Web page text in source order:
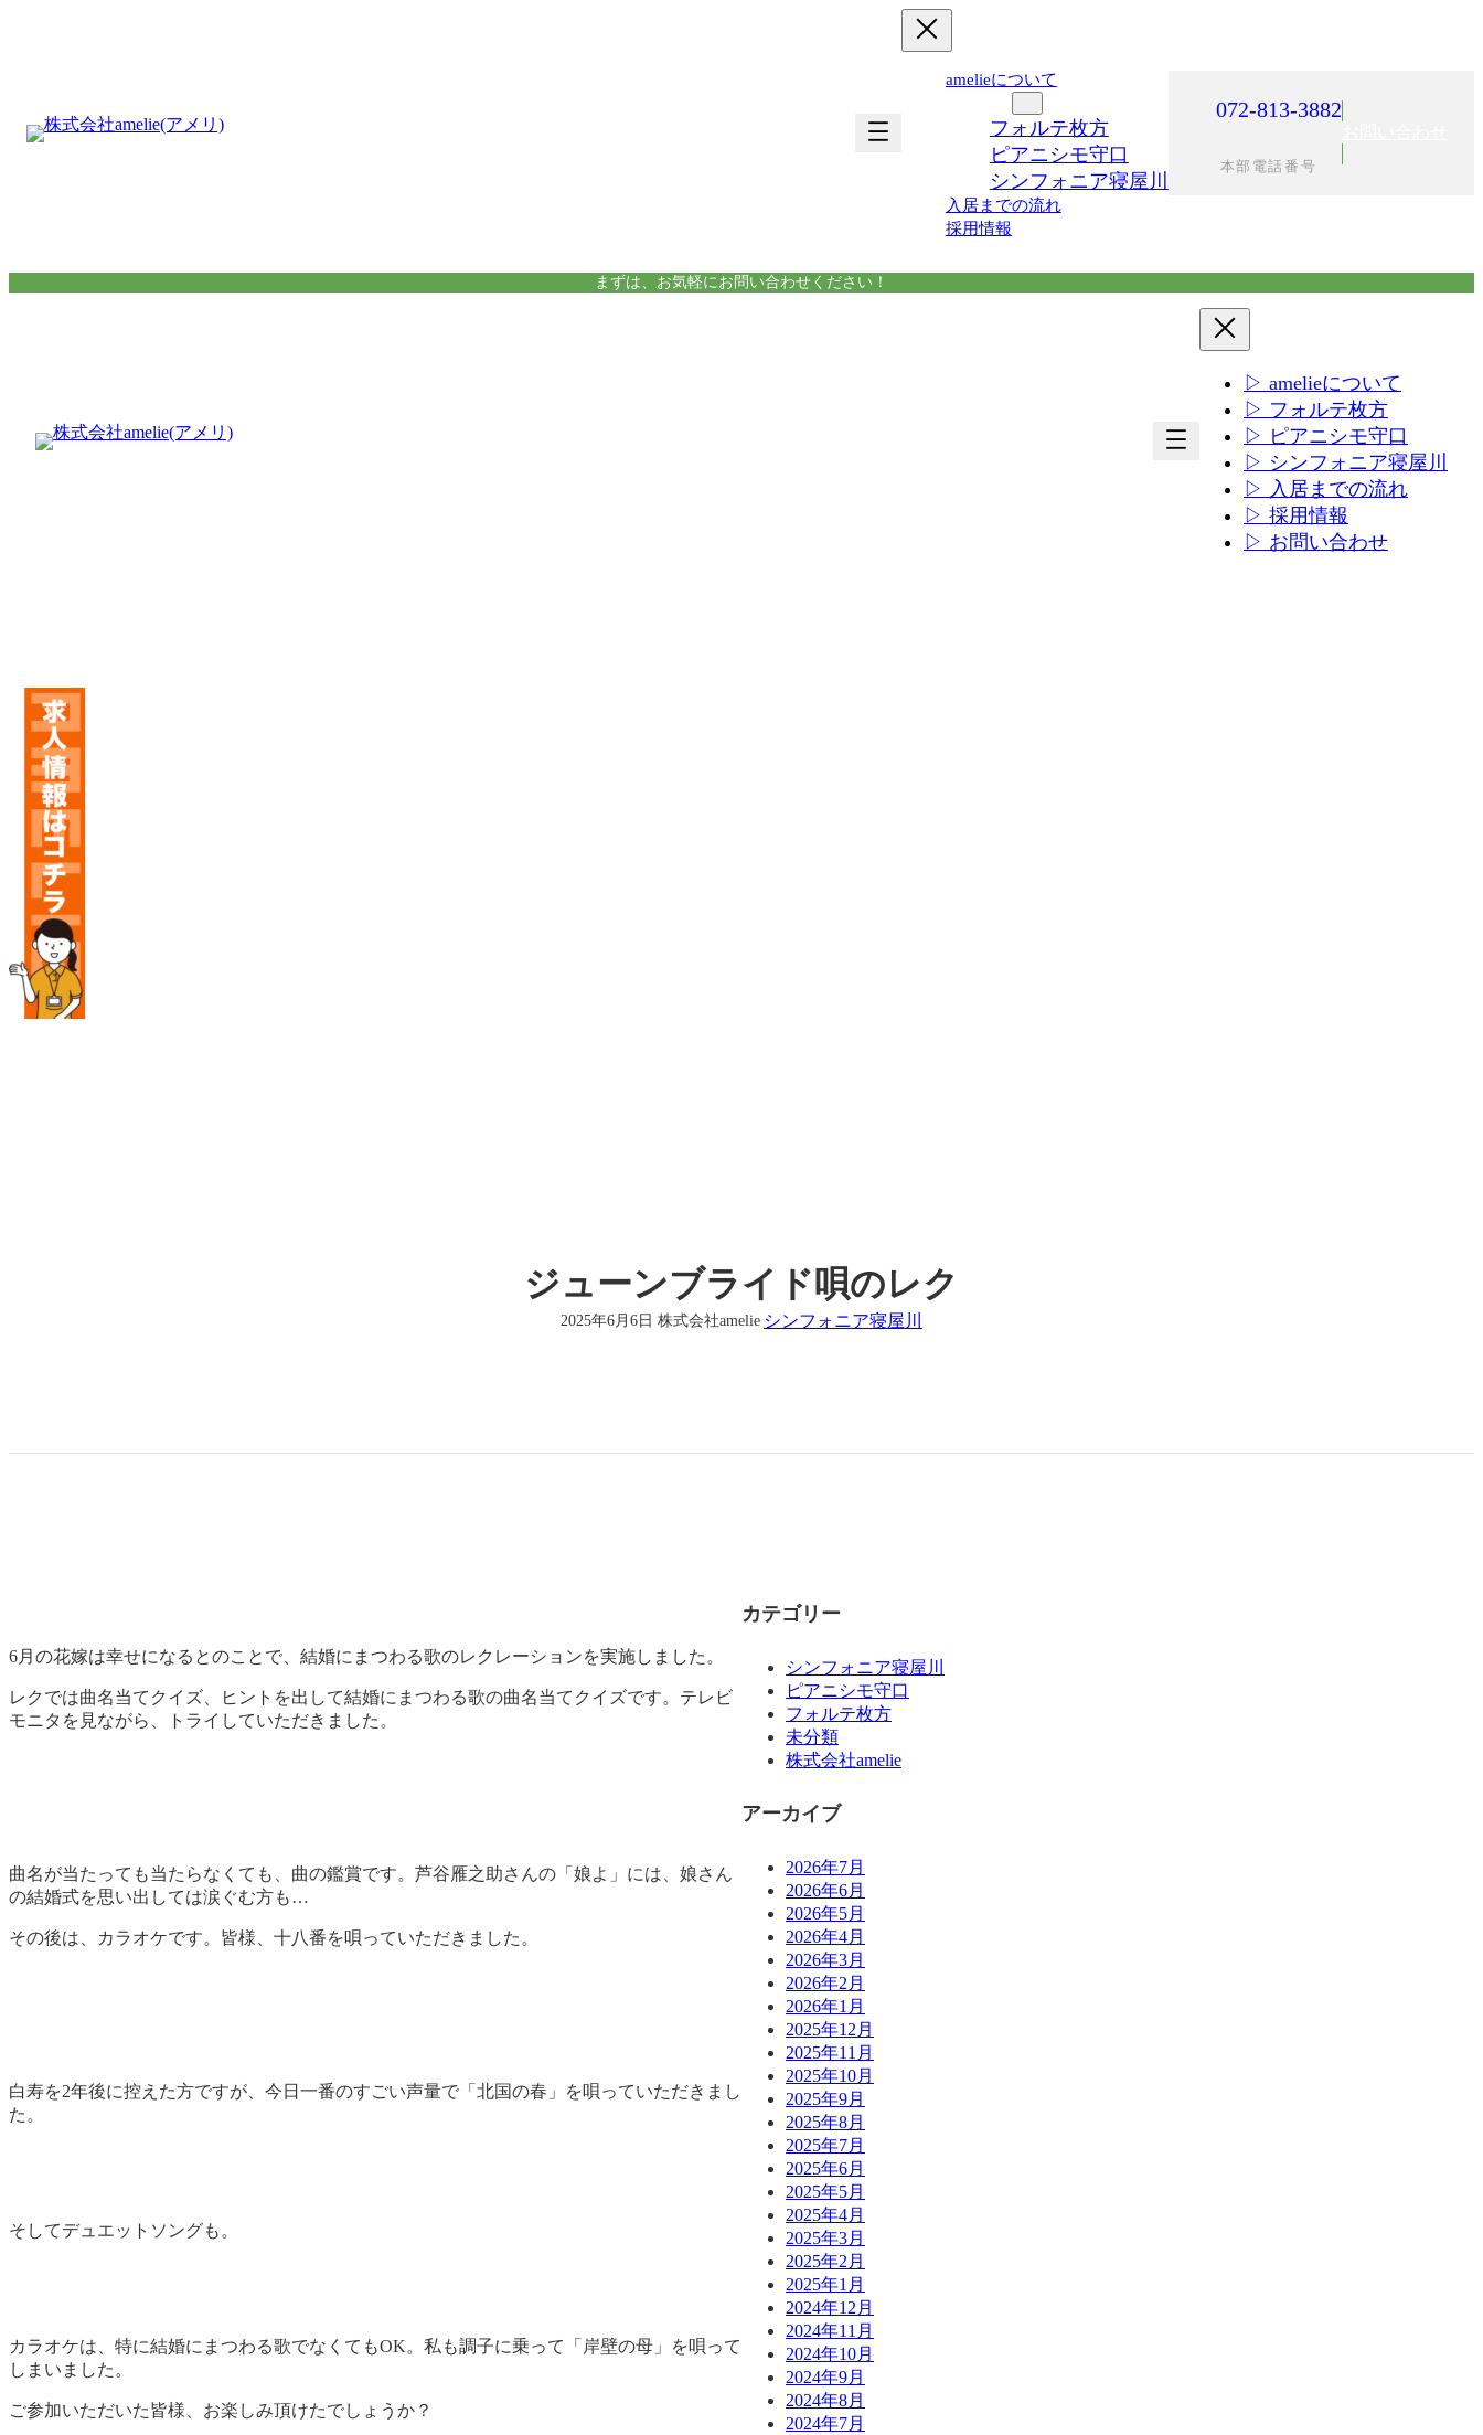
amelieについて
フォルテ枚方
ピアニシモ守口
シンフォニア寝屋川
入居までの流れ
採用情報
072-813-3882
本部電話番号
まずは、お気軽にお問い合わせください！
▷ amelieについて
▷ フォルテ枚方
▷ ピアニシモ守口
▷ シンフォニア寝屋川
▷ 入居までの流れ
▷ 採用情報
▷ お問い合わせ
ジューンブライド唄のレク
2025年6月6日 株式会社amelie シンフォニア寝屋川
6月の花嫁は幸せになるとのことで、結婚にまつわる歌のレクレーションを実施しました。
レクでは曲名当てクイズ、ヒントを出して結婚にまつわる歌の曲名当てクイズです。テレビ
モニタを見ながら、トライしていただきました。
曲名が当たっても当たらなくても、曲の鑑賞です。芦谷雁之助さんの「娘よ」には、娘さん
の結婚式を思い出しては涙ぐむ方も…
その後は、カラオケです。皆様、十八番を唄っていただきました。
白寿を2年後に控えた方ですが、今日一番のすごい声量で「北国の春」を唄っていただきまし
た。
そしてデュエットソングも。
カラオケは、特に結婚にまつわる歌でなくてもOK。私も調子に乗って「岸壁の母」を唄って
しまいました。
ご参加いただいた皆様、お楽しみ頂けたでしょうか？
カテゴリー
シンフォニア寝屋川
ピアニシモ守口
フォルテ枚方
未分類
株式会社amelie
アーカイブ
2026年7月
2026年6月
2026年5月
2026年4月
2026年3月
2026年2月
2026年1月
2025年12月
2025年11月
2025年10月
2025年9月
2025年8月
2025年7月
2025年6月
2025年5月
2025年4月
2025年3月
2025年2月
2025年1月
2024年12月
2024年11月
2024年10月
2024年9月
2024年8月
2024年7月